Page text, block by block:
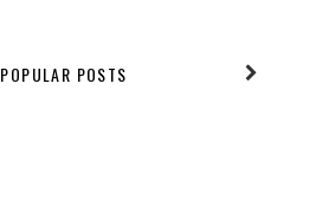
POPULAR POSTS